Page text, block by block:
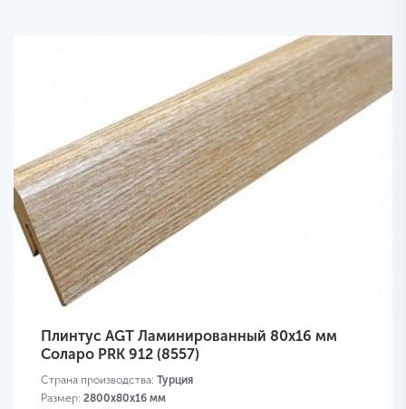
Плинтус AGT Ламинированный 80х16 мм
Соларо PRK 912 (8557)
Страна производства: Турция
Размер: 2800х80х16 мм